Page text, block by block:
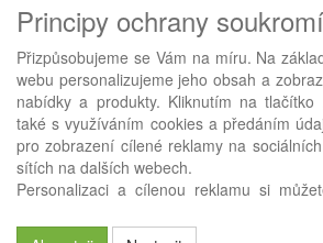
Fax: +420 483 034 590
E-mail:info@avistrade.cz
Web:www.avistrade.cz
Používáme ABRA eShop- nejlepší řešení
Principy ochrany soukromí
Přizpůsobujeme se Vám na míru. Na
webu personalizujeme jeho obsah a
nabídky a produkty. Kliknutím na tlačítko
také s využíváním cookies a předáním
pro zobrazení cílené reklamy na
sítích na dalších webech.
Personalizaci a cílenou reklamu si